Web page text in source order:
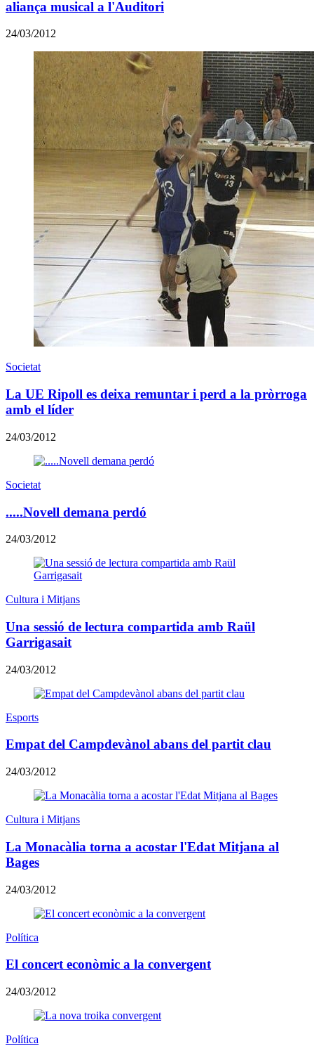
aliança musical a l'Auditori
24/03/2012
Societat
La UE Ripoll es deixa remuntar i perd a la pròrroga
amb el líder
24/03/2012
Societat
.....Novell demana perdó
24/03/2012
Cultura i Mitjans
Una sessió de lectura compartida amb Raül
Garrigasait
24/03/2012
Esports
Empat del Campdevànol abans del partit clau
24/03/2012
Cultura i Mitjans
La Monacàlia torna a acostar l'Edat Mitjana al
Bages
24/03/2012
Política
El concert econòmic a la convergent
24/03/2012
Política